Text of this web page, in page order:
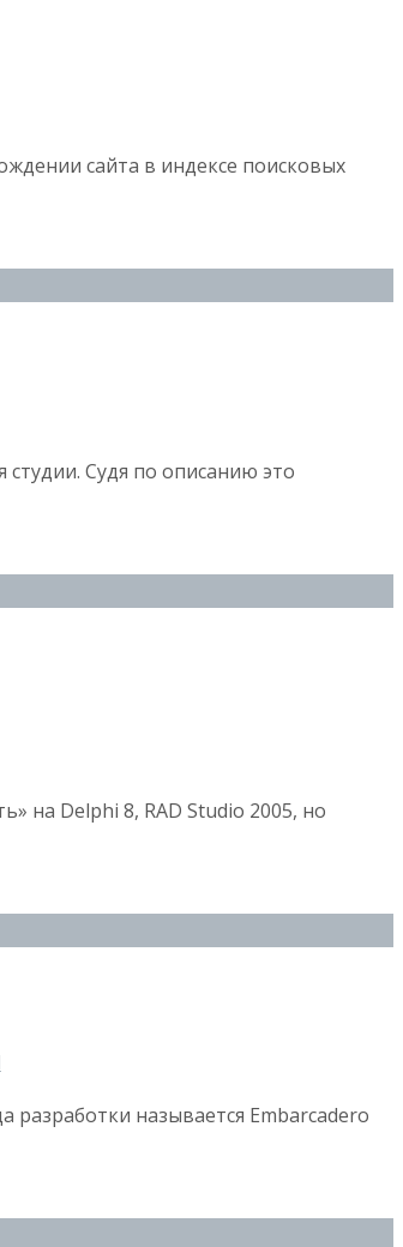
сайта в индексе поисковых
Судя по описанию это
на Delphi 8, RAD Studio 2005, но
разработки называется Embarcadero